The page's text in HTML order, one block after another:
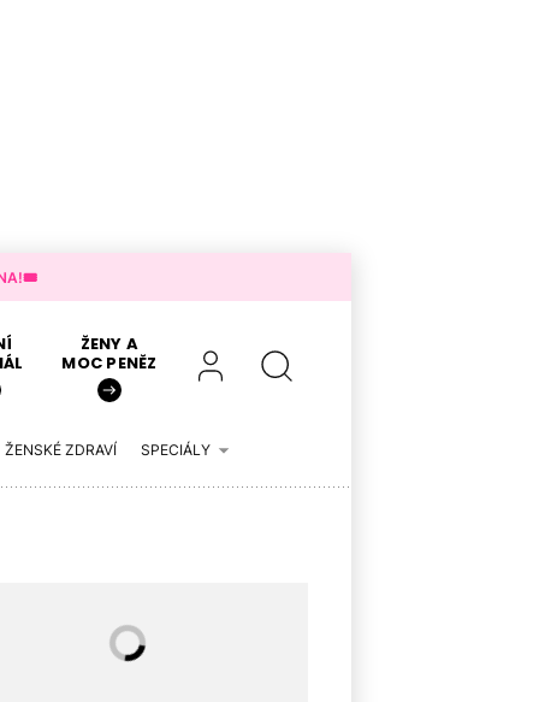
ŽENY A
MOC PENĚZ
ŽENSKÉ ZDRAVÍ SPECIÁLY